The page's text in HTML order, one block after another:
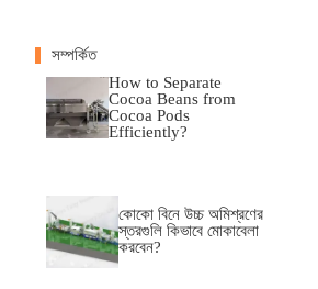
সম্পর্কিত
How to Separate
Cocoa Beans from
Cocoa Pods
Efficiently?
কোকো বিনে উচ্চ অমিশ্রণের
স্তরগুলি কিভাবে মোকাবেলা
করবেন?